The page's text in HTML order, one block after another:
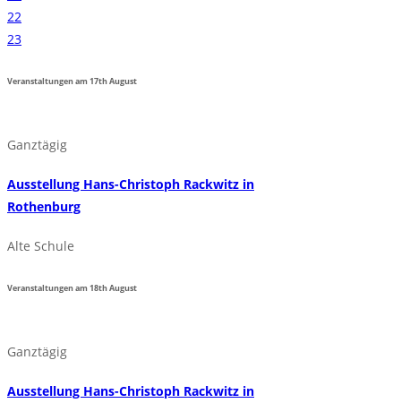
22
23
Veranstaltungen am17thAugust
Ganztägig
Ausstellung Hans-Christoph Rackwitz in
Rothenburg
Alte Schule
Veranstaltungen am18thAugust
Ganztägig
Ausstellung Hans-Christoph Rackwitz in